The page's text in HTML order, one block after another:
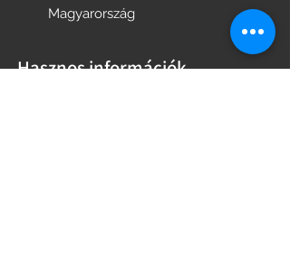
Magyarország
Hasznos információk